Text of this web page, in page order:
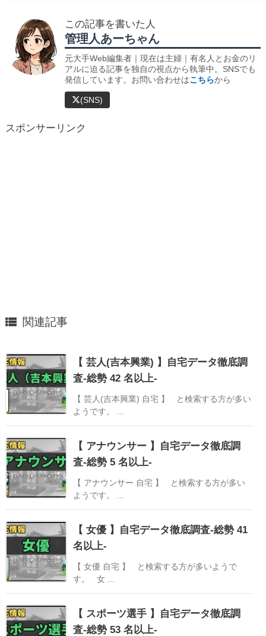
この記事を書いた人
管理人あーちゃん
元大手Web編集者｜現在は主婦｜有名人とお金のリ
アルに迫る記事を独自の視点から執筆中。SNSでも
発信しています。お問い合わせはこちらから
(SNS)
スポンサーリンク
 関連記事
【 芸人(吉本興業) 】自宅データ徹底調
査-総勢 42 名以上-
【 芸人(吉本興業) 自宅 】 と検索する方が多い
ようです。 ...
【 アナウンサー 】自宅データ徹底調
査-総勢 5 名以上-
【 アナウンサー 自宅 】 と検索する方が多い
ようです。 ...
【 女優 】自宅データ徹底調査-総勢 41
名以上-
【 女優 自宅 】 と検索する方が多いようで
す。 女 ...
【 スポーツ選手 】自宅データ徹底調
査-総勢 53 名以上-